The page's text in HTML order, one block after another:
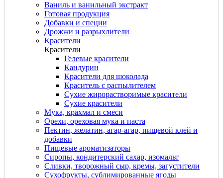
Ваниль и ванильный экстракт
Готовая продукция
Добавки и специи
Дрожжи и разрыхлители
Красители
Красители
Гелевые красители
Кандурин
Красители для шоколада
Краситель с распылителем
Сухие жирорастворимые красители
Сухие красители
Мука, крахмал и смеси
Орехи, ореховая мука и паста
Пектин, желатин, агар-агар, пищевой клей и
добавки
Пищевые ароматизаторы
Сиропы, кондитерский сахар, изомальт
Сливки, творожный сыр, кремы, загустители
Сухофрукты, сублимированные ягоды